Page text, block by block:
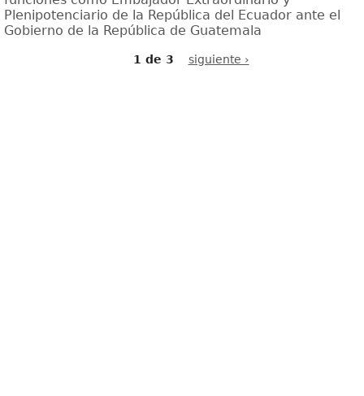
Plenipotenciario de la República del Ecuador ante el
Gobierno de la República de Guatemala
1 de 3 siguiente ›